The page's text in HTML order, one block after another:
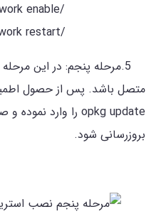
/etc/init.d/network enable
/etc/init.d/network restart
5.مرحله پنجم: در این
متصل باشد. پس از حصول
بروزرسانی شود.